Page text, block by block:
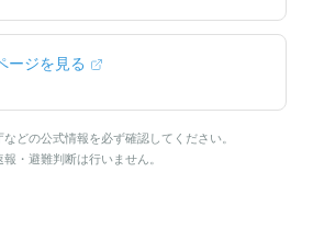
ージを見る
どの公式情報を必ず確認してください。
・避難判断は行いません。